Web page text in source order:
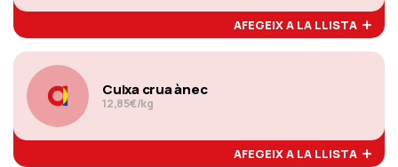
AFEGEIX A LA LLISTA
Cuixa crua ànec
12,85€/kg
AFEGEIX A LA LLISTA